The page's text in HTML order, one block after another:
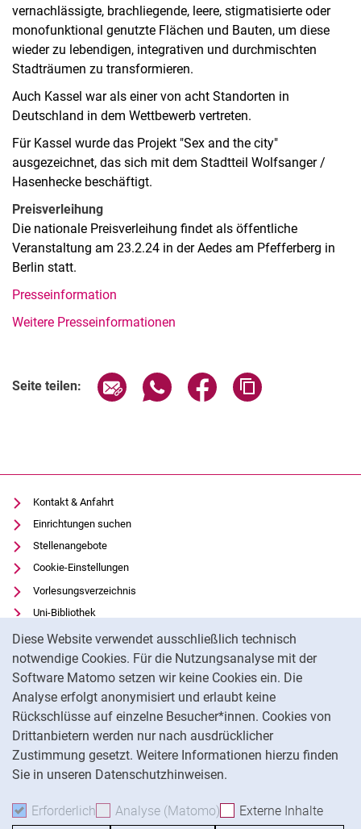
Diese Website verwendet ausschließlich technisch
notwendige Cookies. Für die Nutzungsanalyse mit der
Software Matomo setzen wir keine Cookies ein. Die
Analyse erfolgt anonymisiert und erlaubt keine
Rückschlüsse auf einzelne Besucher*innen. Cookies von
Drittanbietern werden nur nach ausdrücklicher
Zustimmung gesetzt. Weitere Informationen hierzu finden
Sie in unseren Datenschutzhinweisen.
Erforderlich Erforderliche Cookies akzeptieren
Analyse (Matomo) Analyse-Cookies
Externe Inhalte
vernachlässigte, brachliegende, leere, stigmatisierte oder
monofunktional genutzte Flächen und Bauten, um diese
wieder zu lebendigen, integrativen und durchmischten
Stadträumen zu transformieren.
Auch Kassel war als einer von acht Standorten in
Deutschland in dem Wettbewerb vertreten.
Für Kassel wurde das Projekt "Sex and the city"
ausgezeichnet, das sich mit dem Stadtteil Wolfsanger /
Hasenhecke beschäftigt.
Preisverleihung
Die nationale Preisverleihung findet als öffentliche
Veranstaltung am 23.2.24 in der Aedes am Pfefferberg in
Berlin statt.
Presseinformation
Weitere Presseinformationen
Seite teilen: Seite über E-Mail teilen
Seite über WhatsApp teilen
Seite über Facebook
Kontakt & Anfahrt
Einrichtungen suchen
Stellenangebote
Cookie-Einstellungen
Vorlesungsverzeichnis
Uni-Bibliothek
Moodle
Panopto
Datenschutz
Barrierefreiheit
Transparenter KI-Einsatz